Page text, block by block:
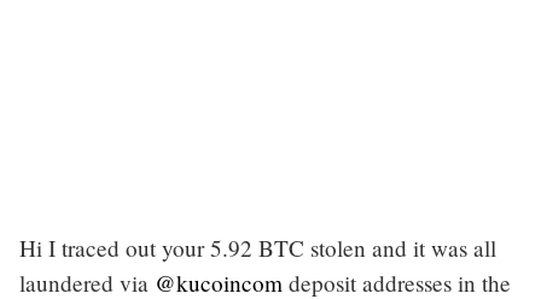
Hi I traced out your 5.92 BTC stolen and it was all
laundered via @kucoincom deposit addresses in the